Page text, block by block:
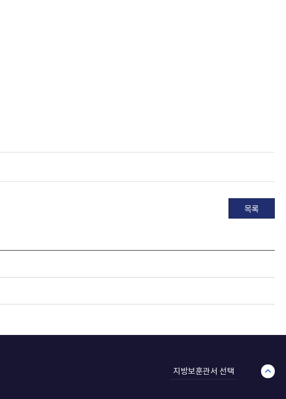
목록
지방보훈관서 선택